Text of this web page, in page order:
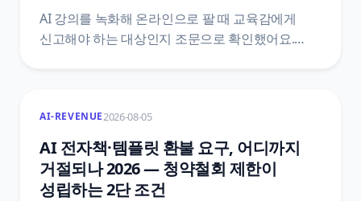
AI 강의를 녹화해 온라인으로 팔 때 교육감에게
신고해야 하는 대상인지 조문으로 확인했어요.
무엇을 붙이는지, 신고 뒤에 따라오는 변경신고와
정보공시와 학습비 반환 기준까지 조문 번호와
함께 정리했어요.
AI-REVENUE2026-08-05
AI 전자책·템플릿 환불 요구, 어디까지
거절되나 2026 — 청약철회 제한이
성립하는 2단 조건